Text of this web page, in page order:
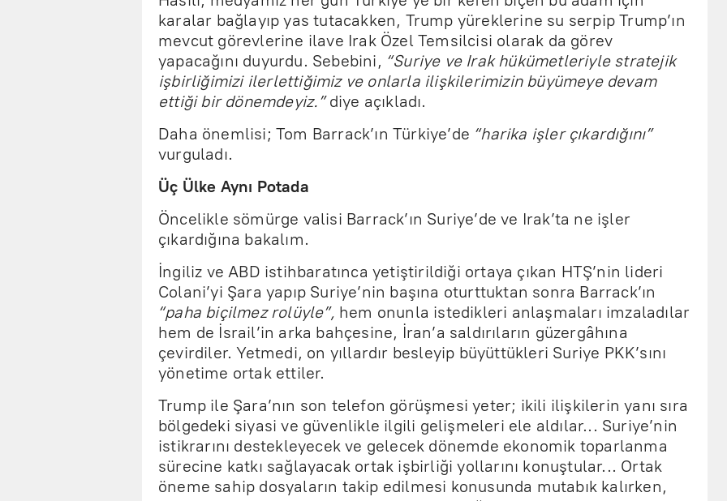
karalar bağlayıp yas tutacakken, Trump yüreklerine su serpip Trump’ın
mevcut görevlerine ilave Irak Özel Temsilcisi olarak da görev
yapacağını duyurdu. Sebebini, “Suriye ve Irak hükümetleriyle stratejik
işbirliğimizi ilerlettiğimiz ve onlarla ilişkilerimizin büyümeye devam
ettiği bir dönemdeyiz.”diye açıkladı.
Daha önemlisi; Tom Barrack’ın Türkiye’de “harika işler çıkardığını”
vurguladı.
Üç Ülke Aynı Potada
Öncelikle sömürge valisi Barrack’ın Suriye’de ve Irak’ta ne işler
çıkardığına bakalım.
İngiliz ve ABD istihbaratınca yetiştirildiği ortaya çıkan HTŞ’nin lideri
Colani’yi Şara yapıp Suriye’nin başına oturttuktan sonra Barrack’ın
“paha biçilmez rolüyle”, hem onunla istedikleri anlaşmaları imzaladılar
hem de İsrail’in arka bahçesine, İran’a saldırıların güzergâhına
çevirdiler. Yetmedi, on yıllardır besleyip büyüttükleri Suriye PKK’sını
yönetime ortak ettiler.
Trump ile Şara’nın son telefon görüşmesi yeter; ikili ilişkilerin yanı sıra
bölgedeki siyasi ve güvenlikle ilgili gelişmeleri ele aldılar... Suriye’nin
istikrarını destekleyecek ve gelecek dönemde ekonomik toparlanma
sürecine katkı sağlayacak ortak işbirliği yollarını konuştular... Ortak
öneme sahip dosyaların takip edilmesi konusunda mutabık kalırken,